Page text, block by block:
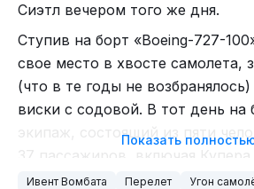
Breguet появились карманные
автоподзаводом Breguet
В 1780 году Перреле
шагомер, а также часы с
дуплексным, календарным и
спусками. В это же время
автоматическим подзаводом,
Сиэтл вечером того же дня.
Ступив на борт «Boeing-727-
свое место в хвосте самолета,
(что в те годы не возбранялось)
виски с содовой. В тот день на
экипаж, состоящий из пяти
Показать
Ивент Вомбата Перелет Угон